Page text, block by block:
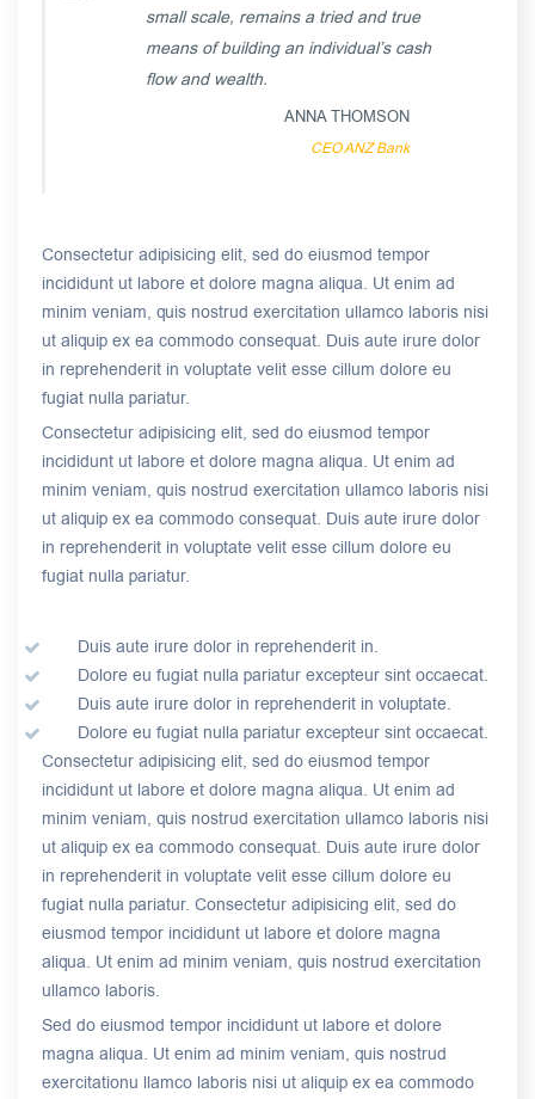
small scale, remains a tried and true
means of building an individual’s cash
flow and wealth.
ANNA THOMSON
CEO ANZ Bank
Consectetur adipisicing elit, sed do eiusmod tempor
incididunt ut labore et dolore magna aliqua. Ut enim ad
minim veniam, quis nostrud exercitation ullamco laboris nisi
ut aliquip ex ea commodo consequat. Duis aute irure dolor
in reprehenderit in voluptate velit esse cillum dolore eu
fugiat nulla pariatur.
Consectetur adipisicing elit, sed do eiusmod tempor
incididunt ut labore et dolore magna aliqua. Ut enim ad
minim veniam, quis nostrud exercitation ullamco laboris nisi
ut aliquip ex ea commodo consequat. Duis aute irure dolor
in reprehenderit in voluptate velit esse cillum dolore eu
fugiat nulla pariatur.
Duis aute irure dolor in reprehenderit in.
Dolore eu fugiat nulla pariatur excepteur sint occaecat.
Duis aute irure dolor in reprehenderit in voluptate.
Dolore eu fugiat nulla pariatur excepteur sint occaecat.
Consectetur adipisicing elit, sed do eiusmod tempor
incididunt ut labore et dolore magna aliqua. Ut enim ad
minim veniam, quis nostrud exercitation ullamco laboris nisi
ut aliquip ex ea commodo consequat. Duis aute irure dolor
in reprehenderit in voluptate velit esse cillum dolore eu
fugiat nulla pariatur. Consectetur adipisicing elit, sed do
eiusmod tempor incididunt ut labore et dolore magna
aliqua. Ut enim ad minim veniam, quis nostrud exercitation
ullamco laboris.
Sed do eiusmod tempor incididunt ut labore et dolore
magna aliqua. Ut enim ad minim veniam, quis nostrud
exercitationu llamco laboris nisi ut aliquip ex ea commodo